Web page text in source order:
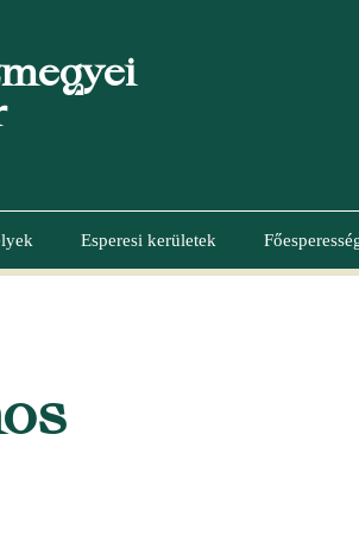
Esperesi kerületek